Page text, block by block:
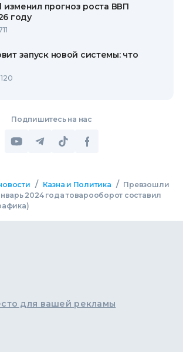
изменил прогноз роста ВВП
году
запуск новой системы: что
Подпишитесь на нас
/ Казна и Политика / Превзошли
2024 года товарооборот составил
для вашей рекламы